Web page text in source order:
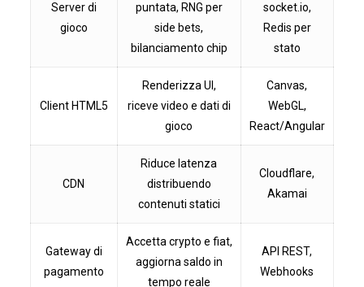
Server di
gioco
puntata, RNG per
side bets,
bilanciamento chip
socket.io,
Redis per
stato
Client HTML5
Renderizza UI,
riceve video e dati di
gioco
Canvas,
WebGL,
React/Angular
CDN
Riduce latenza
distribuendo
contenuti statici
Cloudflare,
Akamai
Gateway di
pagamento
Accetta crypto e fiat,
aggiorna saldo in
tempo reale
API REST,
Webhooks